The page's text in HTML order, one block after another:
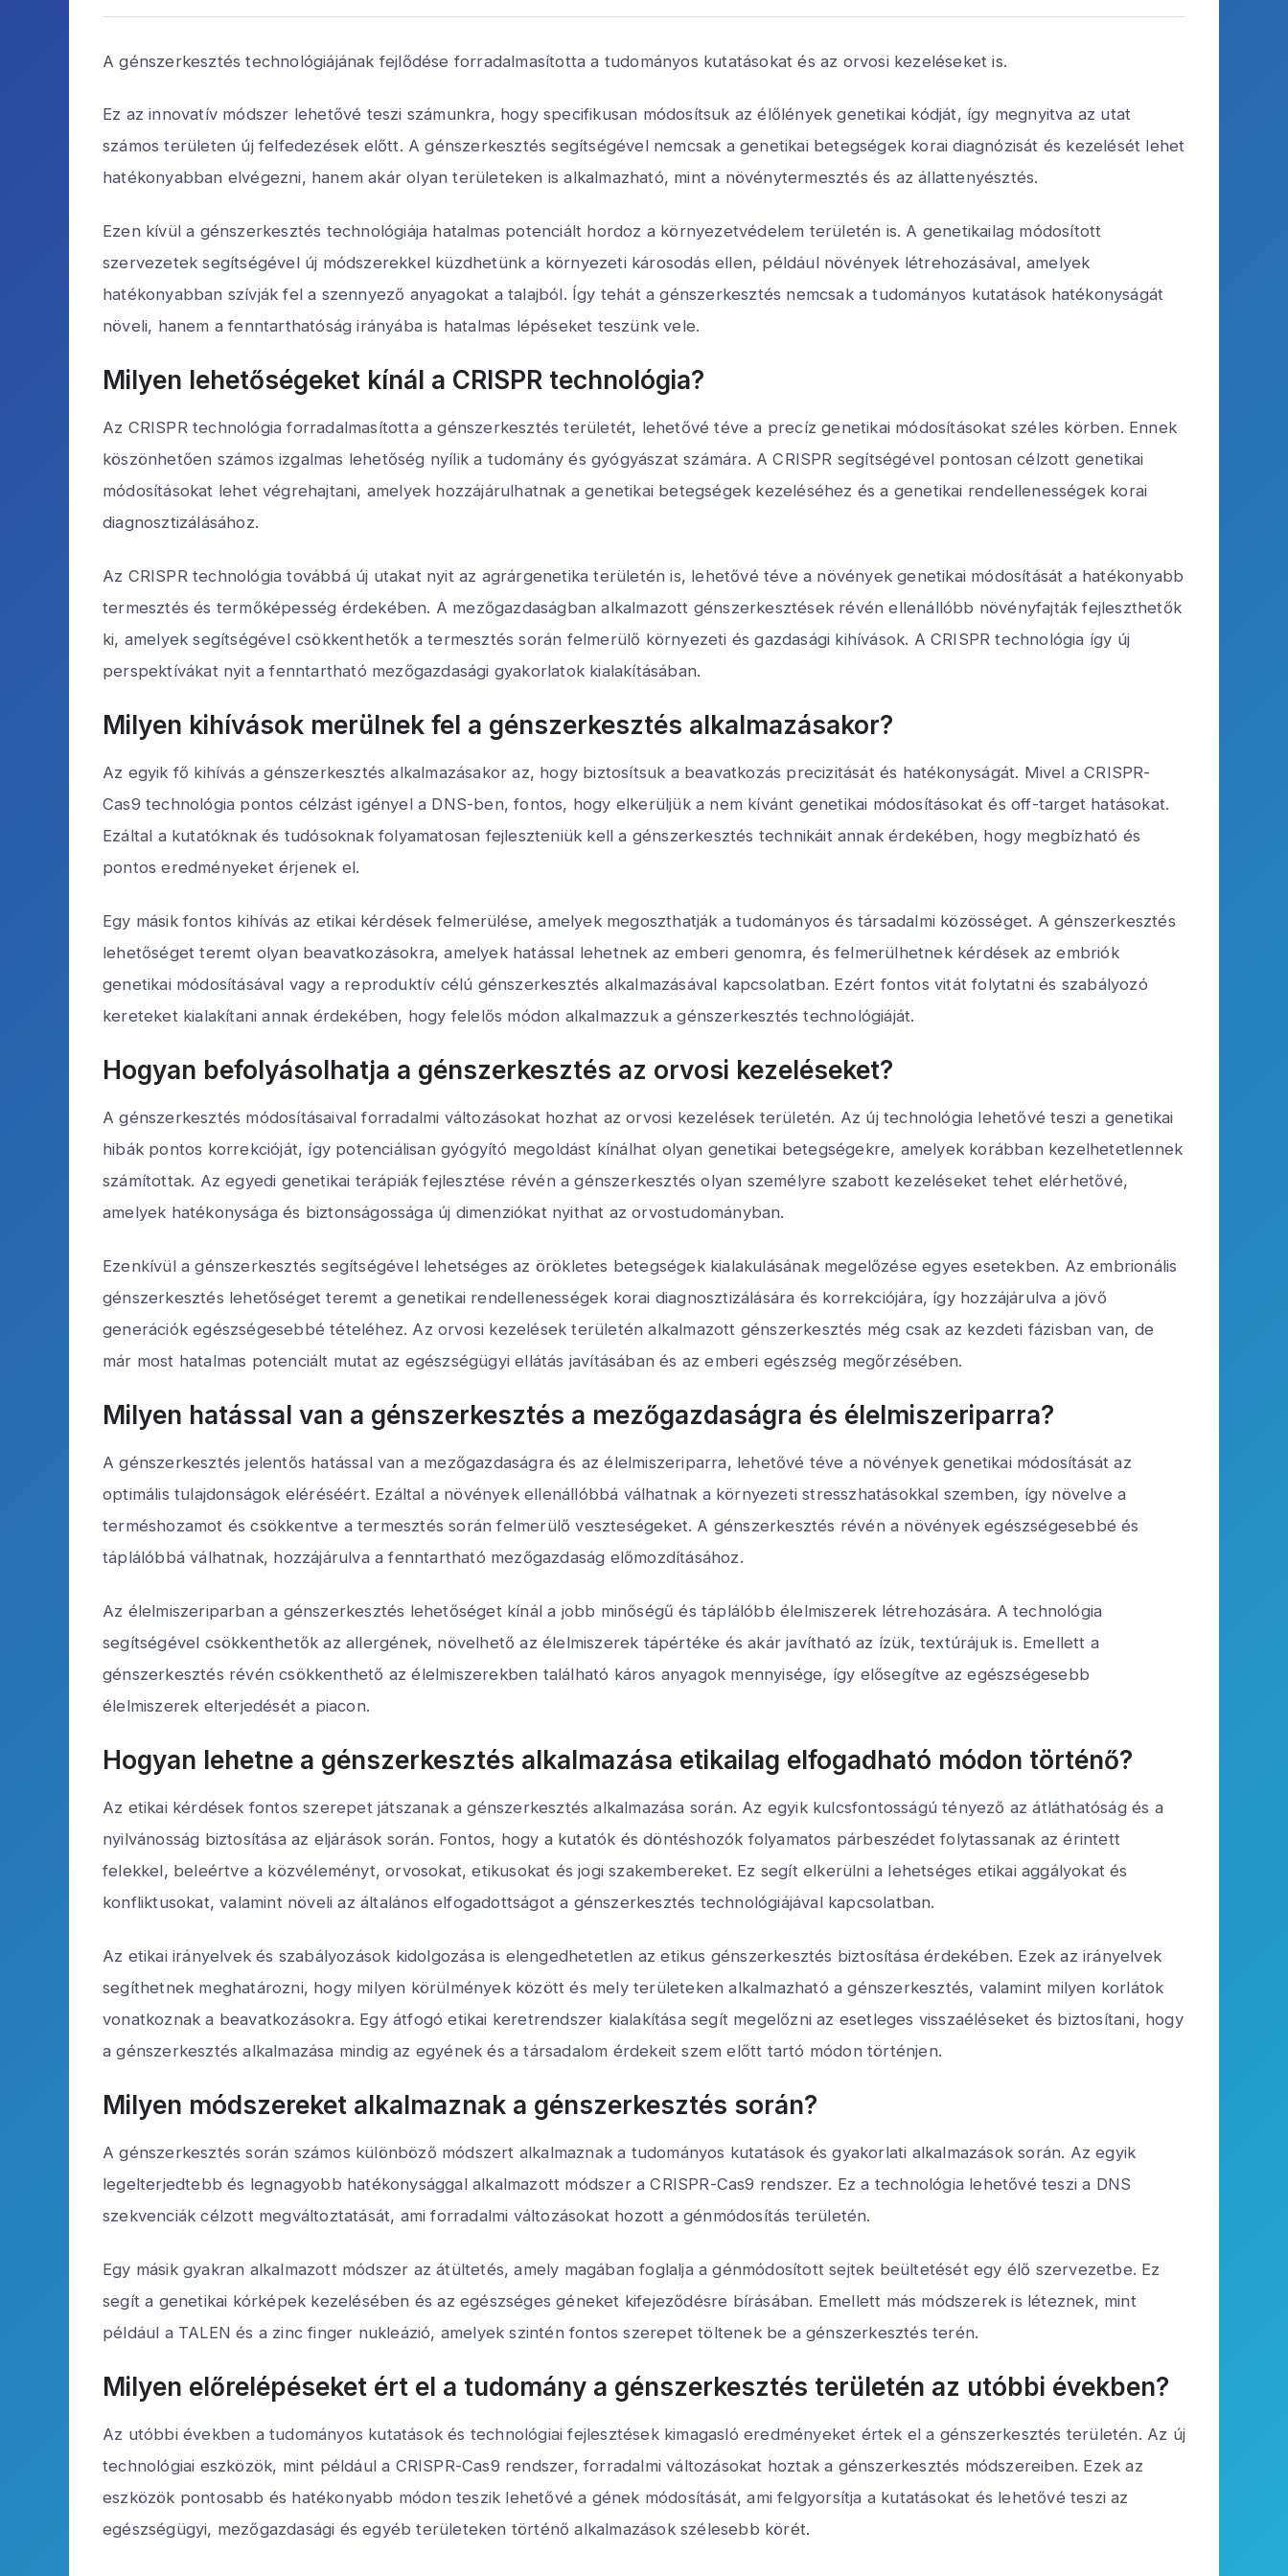
A génszerkesztés technológiájának fejlődése forradalmasította a tudományos kutatásokat és az orvosi kezeléseket is.
Ez az innovatív módszer lehetővé teszi számunkra, hogy specifikusan módosítsuk az élőlények genetikai kódját, így megnyitva az utat
számos területen új felfedezések előtt. A génszerkesztés segítségével nemcsak a genetikai betegségek korai diagnózisát és kezelését lehet
hatékonyabban elvégezni, hanem akár olyan területeken is alkalmazható, mint a növénytermesztés és az állattenyésztés.
Ezen kívül a génszerkesztés technológiája hatalmas potenciált hordoz a környezetvédelem területén is. A genetikailag módosított
szervezetek segítségével új módszerekkel küzdhetünk a környezeti károsodás ellen, például növények létrehozásával, amelyek
hatékonyabban szívják fel a szennyező anyagokat a talajból. Így tehát a génszerkesztés nemcsak a tudományos kutatások hatékonyságát
növeli, hanem a fenntarthatóság irányába is hatalmas lépéseket teszünk vele.
Milyen lehetőségeket kínál a CRISPR technológia?
Az CRISPR technológia forradalmasította a génszerkesztés területét, lehetővé téve a precíz genetikai módosításokat széles körben. Ennek
köszönhetően számos izgalmas lehetőség nyílik a tudomány és gyógyászat számára. A CRISPR segítségével pontosan célzott genetikai
módosításokat lehet végrehajtani, amelyek hozzájárulhatnak a genetikai betegségek kezeléséhez és a genetikai rendellenességek korai
diagnosztizálásához.
Az CRISPR technológia továbbá új utakat nyit az agrárgenetika területén is, lehetővé téve a növények genetikai módosítását a hatékonyabb
termesztés és termőképesség érdekében. A mezőgazdaságban alkalmazott génszerkesztések révén ellenállóbb növényfajták fejleszthetők
ki, amelyek segítségével csökkenthetők a termesztés során felmerülő környezeti és gazdasági kihívások. A CRISPR technológia így új
perspektívákat nyit a fenntartható mezőgazdasági gyakorlatok kialakításában.
Milyen kihívások merülnek fel a génszerkesztés alkalmazásakor?
Az egyik fő kihívás a génszerkesztés alkalmazásakor az, hogy biztosítsuk a beavatkozás precizitását és hatékonyságát. Mivel a CRISPR-
Cas9 technológia pontos célzást igényel a DNS-ben, fontos, hogy elkerüljük a nem kívánt genetikai módosításokat és off-target hatásokat.
Ezáltal a kutatóknak és tudósoknak folyamatosan fejleszteniük kell a génszerkesztés technikáit annak érdekében, hogy megbízható és
pontos eredményeket érjenek el.
Egy másik fontos kihívás az etikai kérdések felmerülése, amelyek megoszthatják a tudományos és társadalmi közösséget. A génszerkesztés
lehetőséget teremt olyan beavatkozásokra, amelyek hatással lehetnek az emberi genomra, és felmerülhetnek kérdések az embriók
genetikai módosításával vagy a reproduktív célú génszerkesztés alkalmazásával kapcsolatban. Ezért fontos vitát folytatni és szabályozó
kereteket kialakítani annak érdekében, hogy felelős módon alkalmazzuk a génszerkesztés technológiáját.
Hogyan befolyásolhatja a génszerkesztés az orvosi kezeléseket?
A génszerkesztés módosításaival forradalmi változásokat hozhat az orvosi kezelések területén. Az új technológia lehetővé teszi a genetikai
hibák pontos korrekcióját, így potenciálisan gyógyító megoldást kínálhat olyan genetikai betegségekre, amelyek korábban kezelhetetlennek
számítottak. Az egyedi genetikai terápiák fejlesztése révén a génszerkesztés olyan személyre szabott kezeléseket tehet elérhetővé,
amelyek hatékonysága és biztonságossága új dimenziókat nyithat az orvostudományban.
Ezenkívül a génszerkesztés segítségével lehetséges az örökletes betegségek kialakulásának megelőzése egyes esetekben. Az embrionális
génszerkesztés lehetőséget teremt a genetikai rendellenességek korai diagnosztizálására és korrekciójára, így hozzájárulva a jövő
generációk egészségesebbé tételéhez. Az orvosi kezelések területén alkalmazott génszerkesztés még csak az kezdeti fázisban van, de
már most hatalmas potenciált mutat az egészségügyi ellátás javításában és az emberi egészség megőrzésében.
Milyen hatással van a génszerkesztés a mezőgazdaságra és élelmiszeriparra?
A génszerkesztés jelentős hatással van a mezőgazdaságra és az élelmiszeriparra, lehetővé téve a növények genetikai módosítását az
optimális tulajdonságok eléréséért. Ezáltal a növények ellenállóbbá válhatnak a környezeti stresszhatásokkal szemben, így növelve a
terméshozamot és csökkentve a termesztés során felmerülő veszteségeket. A génszerkesztés révén a növények egészségesebbé és
táplálóbbá válhatnak, hozzájárulva a fenntartható mezőgazdaság előmozdításához.
Az élelmiszeriparban a génszerkesztés lehetőséget kínál a jobb minőségű és táplálóbb élelmiszerek létrehozására. A technológia
segítségével csökkenthetők az allergének, növelhető az élelmiszerek tápértéke és akár javítható az ízük, textúrájuk is. Emellett a
génszerkesztés révén csökkenthető az élelmiszerekben található káros anyagok mennyisége, így elősegítve az egészségesebb
élelmiszerek elterjedését a piacon.
Hogyan lehetne a génszerkesztés alkalmazása etikailag elfogadható módon történő?
Az etikai kérdések fontos szerepet játszanak a génszerkesztés alkalmazása során. Az egyik kulcsfontosságú tényező az átláthatóság és a
nyilvánosság biztosítása az eljárások során. Fontos, hogy a kutatók és döntéshozók folyamatos párbeszédet folytassanak az érintett
felekkel, beleértve a közvéleményt, orvosokat, etikusokat és jogi szakembereket. Ez segít elkerülni a lehetséges etikai aggályokat és
konfliktusokat, valamint növeli az általános elfogadottságot a génszerkesztés technológiájával kapcsolatban.
Az etikai irányelvek és szabályozások kidolgozása is elengedhetetlen az etikus génszerkesztés biztosítása érdekében. Ezek az irányelvek
segíthetnek meghatározni, hogy milyen körülmények között és mely területeken alkalmazható a génszerkesztés, valamint milyen korlátok
vonatkoznak a beavatkozásokra. Egy átfogó etikai keretrendszer kialakítása segít megelőzni az esetleges visszaéléseket és biztosítani, hogy
a génszerkesztés alkalmazása mindig az egyének és a társadalom érdekeit szem előtt tartó módon történjen.
Milyen módszereket alkalmaznak a génszerkesztés során?
A génszerkesztés során számos különböző módszert alkalmaznak a tudományos kutatások és gyakorlati alkalmazások során. Az egyik
legelterjedtebb és legnagyobb hatékonysággal alkalmazott módszer a CRISPR-Cas9 rendszer. Ez a technológia lehetővé teszi a DNS
szekvenciák célzott megváltoztatását, ami forradalmi változásokat hozott a génmódosítás területén.
Egy másik gyakran alkalmazott módszer az átültetés, amely magában foglalja a génmódosított sejtek beültetését egy élő szervezetbe. Ez
segít a genetikai kórképek kezelésében és az egészséges géneket kifejeződésre bírásában. Emellett más módszerek is léteznek, mint
például a TALEN és a zinc finger nukleázió, amelyek szintén fontos szerepet töltenek be a génszerkesztés terén.
Milyen előrelépéseket ért el a tudomány a génszerkesztés területén az utóbbi években?
Az utóbbi években a tudományos kutatások és technológiai fejlesztések kimagasló eredményeket értek el a génszerkesztés területén. Az új
technológiai eszközök, mint például a CRISPR-Cas9 rendszer, forradalmi változásokat hoztak a génszerkesztés módszereiben. Ezek az
eszközök pontosabb és hatékonyabb módon teszik lehetővé a gének módosítását, ami felgyorsítja a kutatásokat és lehetővé teszi az
egészségügyi, mezőgazdasági és egyéb területeken történő alkalmazások szélesebb körét.